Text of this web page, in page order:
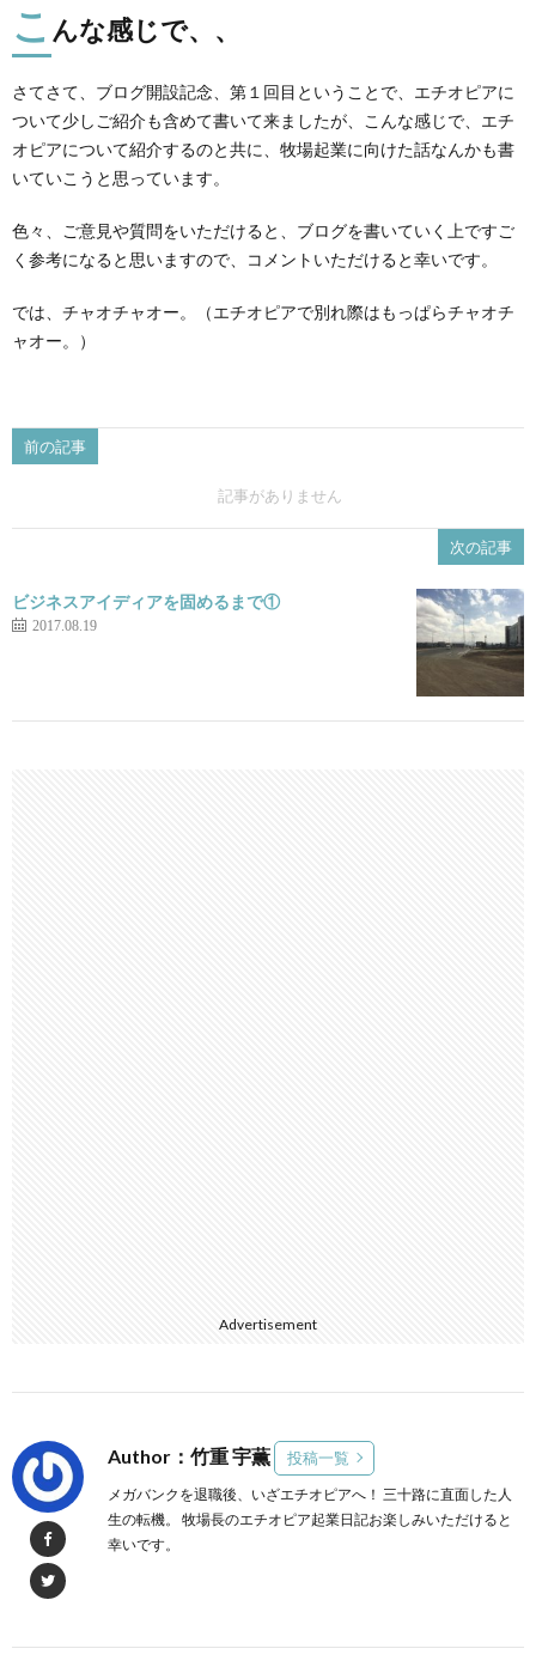
こ んな感じで、、
さてさて、ブログ開設記念、第１回目ということで、エチオピアに
ついて少しご紹介も含めて書いて来ましたが、こんな感じで、エチ
オピアについて紹介するのと共に、牧場起業に向けた話なんかも書
いていこうと思っています。
色々、ご意見や質問をいただけると、ブログを書いていく上ですご
く参考になると思いますので、コメントいただけると幸いです。
では、チャオチャオー。（エチオピアで別れ際はもっぱらチャオチ
ャオー。）
前の記事
記事がありません
次の記事
ビジネスアイディアを固めるまで①
2017.08.19
Advertisement
Author：竹重 宇薫 投稿一覧
メガバンクを退職後、いざエチオピアへ！ 三十路に直面した人
生の転機。 牧場長のエチオピア起業日記お楽しみいただけると
幸いです。